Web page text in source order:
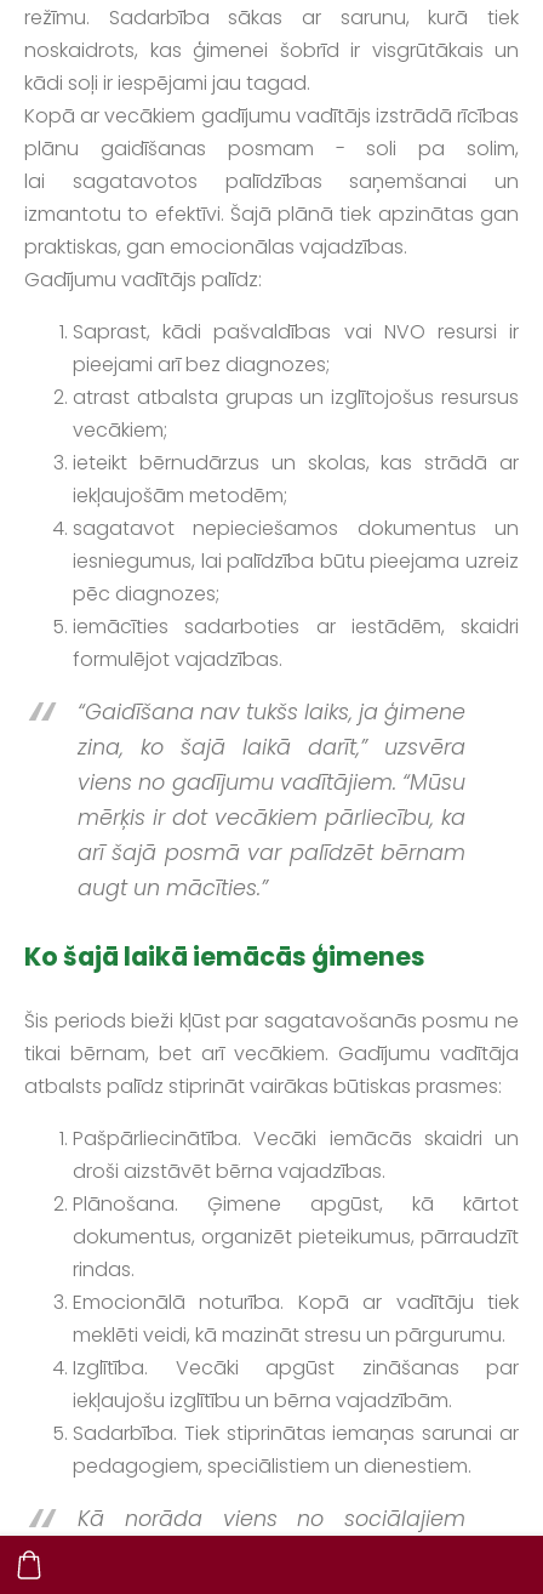
režīmu. Sadarbība sākas ar sarunu, kurā tiek
noskaidrots, kas ģimenei šobrīd ir visgrūtākais un
kādi soļi ir iespējami jau tagad.
Kopā ar vecākiem gadījumu vadītājs izstrādā rīcības
plānu gaidīšanas posmam - soli pa solim,
lai sagatavotos palīdzības saņemšanai un
izmantotu to efektīvi. Šajā plānā tiek apzinātas gan
praktiskas, gan emocionālas vajadzības.
Gadījumu vadītājs palīdz:
Saprast, kādi pašvaldības vai NVO resursi ir
pieejami arī bez diagnozes;
atrast atbalsta grupas un izglītojošus resursus
vecākiem;
ieteikt bērnudārzus un skolas, kas strādā ar
iekļaujošām metodēm;
sagatavot nepieciešamos dokumentus un
iesniegumus, lai palīdzība būtu pieejama uzreiz
pēc diagnozes;
iemācīties sadarboties ar iestādēm, skaidri
formulējot vajadzības.
“Gaidīšana nav tukšs laiks, ja ģimene
zina, ko šajā laikā darīt,” uzsvēra
viens no gadījumu vadītājiem. “Mūsu
mērķis ir dot vecākiem pārliecību, ka
arī šajā posmā var palīdzēt bērnam
augt un mācīties.”
Ko šajā laikā iemācās ģimenes
Šis periods bieži kļūst par sagatavošanās posmu ne
tikai bērnam, bet arī vecākiem. Gadījumu vadītāja
atbalsts palīdz stiprināt vairākas būtiskas prasmes:
Pašpārliecinātība. Vecāki iemācās skaidri un
droši aizstāvēt bērna vajadzības.
Plānošana. Ģimene apgūst, kā kārtot
dokumentus, organizēt pieteikumus, pārraudzīt
rindas.
Emocionālā noturība. Kopā ar vadītāju tiek
meklēti veidi, kā mazināt stresu un pārgurumu.
Izglītība. Vecāki apgūst zināšanas par
iekļaujošu izglītību un bērna vajadzībām.
Sadarbība. Tiek stiprinātas iemaņas sarunai ar
pedagogiem, speciālistiem un dienestiem.
Kā norāda viens no sociālajiem